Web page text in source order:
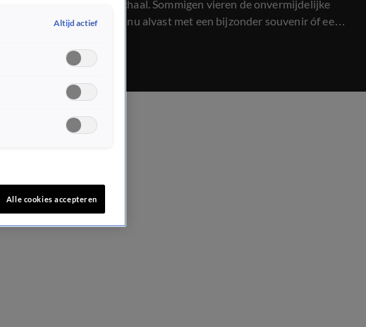
kampioensschaal. Sommigen vieren de onvermijdelijke
overwinning nu alvast met een bijzonder souvenir óf een
Altijd actief
Alle cookies accepteren